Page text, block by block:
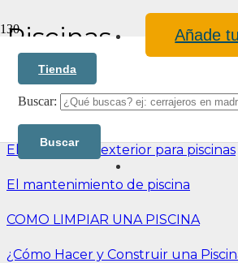
Tienda
Añade
Blog
Buscar:
Piscinas
Vallas para piscinas
Los tipos de Piscina
Elementos de exterior para piscinas
El mantenimiento de piscina
COMO LIMPIAR UNA PISCINA
¿Cómo Hacer y Construir una